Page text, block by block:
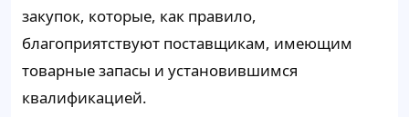
закупок, которые, как правило,
благоприятствуют поставщикам, имеющим
товарные запасы и установившимся
квалификацией.